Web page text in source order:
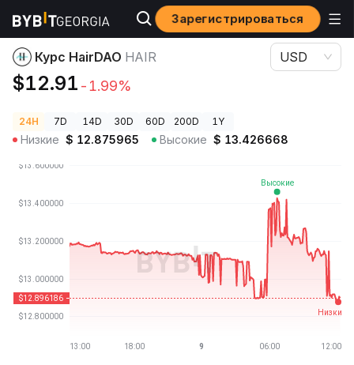
Зарегистрироваться
Цены криптовалют Курс HairDAO HAIR
Курс HairDAO HAIR
$12.91 -1.99%
USD
24H 7D 14D 30D 60D 200D 1Y
Низкие $ 12.875965 Высокие $ 13.426668